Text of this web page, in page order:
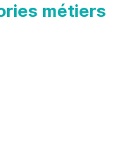
métiers